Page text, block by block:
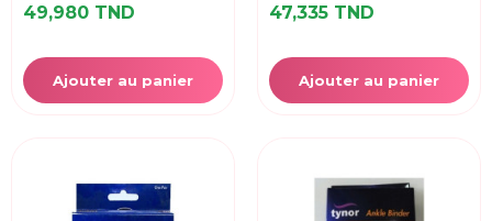
49,980 TND
Ajouter au panier
47,335 TND
Ajouter au panier